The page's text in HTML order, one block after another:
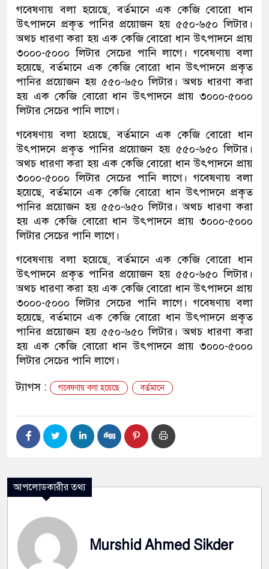
গবেষণায় বলা হয়েছে, বর্তমানে এক কেজি বোরো ধান
উৎপাদনে প্রকৃত পানির প্রয়োজন হয় ৫৫০-৬৫০ লিটার।
অথচ ধারণা করা হয় এক কেজি বোরো ধান উৎপাদনে প্রায়
৩০০০-৫০০০ লিটার সেচের পানি লাগে। গবেষণায় বলা
হয়েছে, বর্তমানে এক কেজি বোরো ধান উৎপাদনে প্রকৃত
পানির প্রয়োজন হয় ৫৫০-৬৫০ লিটার। অথচ ধারণা করা
হয় এক কেজি বোরো ধান উৎপাদনে প্রায় ৩০০০-৫০০০
লিটার সেচের পানি লাগে।
গবেষণায় বলা হয়েছে, বর্তমানে এক কেজি বোরো ধান
উৎপাদনে প্রকৃত পানির প্রয়োজন হয় ৫৫০-৬৫০ লিটার।
অথচ ধারণা করা হয় এক কেজি বোরো ধান উৎপাদনে প্রায়
৩০০০-৫০০০ লিটার সেচের পানি লাগে। গবেষণায় বলা
হয়েছে, বর্তমানে এক কেজি বোরো ধান উৎপাদনে প্রকৃত
পানির প্রয়োজন হয় ৫৫০-৬৫০ লিটার। অথচ ধারণা করা
হয় এক কেজি বোরো ধান উৎপাদনে প্রায় ৩০০০-৫০০০
লিটার সেচের পানি লাগে।
গবেষণায় বলা হয়েছে, বর্তমানে এক কেজি বোরো ধান
উৎপাদনে প্রকৃত পানির প্রয়োজন হয় ৫৫০-৬৫০ লিটার।
অথচ ধারণা করা হয় এক কেজি বোরো ধান উৎপাদনে প্রায়
৩০০০-৫০০০ লিটার সেচের পানি লাগে। গবেষণায় বলা
হয়েছে, বর্তমানে এক কেজি বোরো ধান উৎপাদনে প্রকৃত
পানির প্রয়োজন হয় ৫৫০-৬৫০ লিটার। অথচ ধারণা করা
হয় এক কেজি বোরো ধান উৎপাদনে প্রায় ৩০০০-৫০০০
লিটার সেচের পানি লাগে।
ট্যাগস :
গবেষণায় বলা হয়েছে বর্তমানে
আপলোডকারীর তথ্য
Murshid Ahmed Sikder